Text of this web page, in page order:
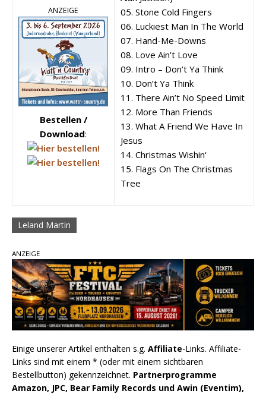
ANZEIGE
Bestellen /
Download:
05. Stone Cold Fingers
06. Luckiest Man In The World
07. Hand-Me-Downs
08. Love Ain’t Love
09. Intro – Don’t Ya Think
10. Don’t Ya Think
11. There Ain’t No Speed Limit
12. More Than Friends
13. What A Friend We Have In
Jesus
14. Christmas Wishin‘
15. Flags On The Christmas
Tree
Leland Martin
ANZEIGE
Einige unserer Artikel enthalten s.g. Affiliate-Links. Affiliate-
Links sind mit einem * (oder mit einem sichtbaren
Bestellbutton) gekennzeichnet. Partnerprogramme
Amazon, JPC, Bear Family Records und Awin (Eventim),